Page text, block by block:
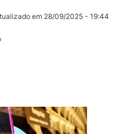
em 28/09/2025 - 19:44